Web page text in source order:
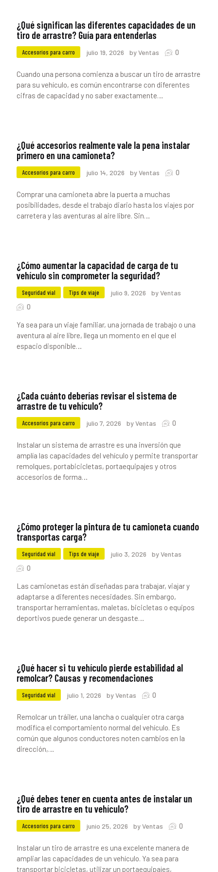
¿Qué significan las diferentes capacidades de un
tiro de arrastre? Guía para entenderlas
Accesorios para carro julio 19, 2026 by Ventas 0
Cuando una persona comienza a buscar un tiro de arrastre
para su vehículo, es común encontrarse con diferentes
cifras de capacidad y no saber exactamente…
¿Qué accesorios realmente vale la pena instalar
primero en una camioneta?
Accesorios para carro julio 14, 2026 by Ventas 0
Comprar una camioneta abre la puerta a muchas
posibilidades, desde el trabajo diario hasta los viajes por
carretera y las aventuras al aire libre. Sin…
¿Cómo aumentar la capacidad de carga de tu
vehículo sin comprometer la seguridad?
Seguridad vial Tips de viaje julio 9, 2026 by Ventas
0
Ya sea para un viaje familiar, una jornada de trabajo o una
aventura al aire libre, llega un momento en el que el
espacio disponible…
¿Cada cuánto deberías revisar el sistema de
arrastre de tu vehículo?
Accesorios para carro julio 7, 2026 by Ventas 0
Instalar un sistema de arrastre es una inversión que
amplía las capacidades del vehículo y permite transportar
remolques, portabicicletas, portaequipajes y otros
accesorios de forma…
¿Cómo proteger la pintura de tu camioneta cuando
transportas carga?
Seguridad vial Tips de viaje julio 3, 2026 by Ventas
0
Las camionetas están diseñadas para trabajar, viajar y
adaptarse a diferentes necesidades. Sin embargo,
transportar herramientas, maletas, bicicletas o equipos
deportivos puede generar un desgaste…
¿Qué hacer si tu vehículo pierde estabilidad al
remolcar? Causas y recomendaciones
Seguridad vial julio 1, 2026 by Ventas 0
Remolcar un tráiler, una lancha o cualquier otra carga
modifica el comportamiento normal del vehículo. Es
común que algunos conductores noten cambios en la
dirección,…
¿Qué debes tener en cuenta antes de instalar un
tiro de arrastre en tu vehículo?
Accesorios para carro junio 25, 2026 by Ventas 0
Instalar un tiro de arrastre es una excelente manera de
ampliar las capacidades de un vehículo. Ya sea para
transportar bicicletas, utilizar un portaequipajes,